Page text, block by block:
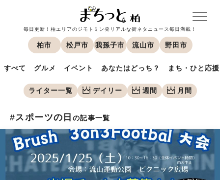
毎日更新！柏エリアのジモトミン発リアルな街ネタニュース毎日満載！
柏市 松戸市 我孫子市 流山市 野田市
すべて グルメ イベント あなたはどっち？ まち・ひと応援
ライター一覧 デイリー 週間 月間
#スポーツの日 の記事一覧